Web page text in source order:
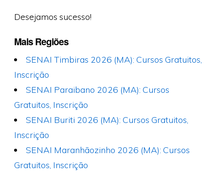
Desejamos sucesso!
Mais Regiões
SENAI Timbiras 2026 (MA): Cursos Gratuitos,
Inscrição
SENAI Paraibano 2026 (MA): Cursos
Gratuitos, Inscrição
SENAI Buriti 2026 (MA): Cursos Gratuitos,
Inscrição
SENAI Maranhãozinho 2026 (MA): Cursos
Gratuitos, Inscrição